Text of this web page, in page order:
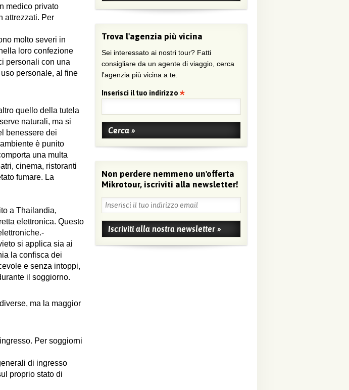
medico privato
attrezzati. Per
molto severi in
loro confezione
personali con una
personale, al fine
quello della tutela
naturali, ma si
benessere dei
è punito
una multa
cinema, ristoranti
fumare. La
a Thailandia,
elettronica. Questo
si applica sia ai
la confisca dei
e senza intoppi,
il soggiorno.
ma la maggior
Per soggiorni
di ingresso
proprio stato di
Trova l'agenzia più vicina
Sei interessato ai nostri tour? Fatti
consigliare da un agente di viaggio, cerca
l'agenzia più vicina a te.
Inserisci il tuo indirizzo
Non perdere nemmeno un'offerta
Mikrotour, iscriviti alla newsletter!